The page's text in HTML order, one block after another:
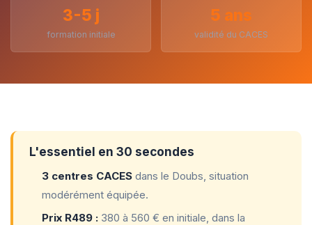
3-5 j
formation initiale
5 ans
validité du CACES
L'essentiel en 30 secondes
3 centres CACES dans le Doubs, situation
modérément équipée.
Prix R489 : 380 à 560 € en initiale, dans la